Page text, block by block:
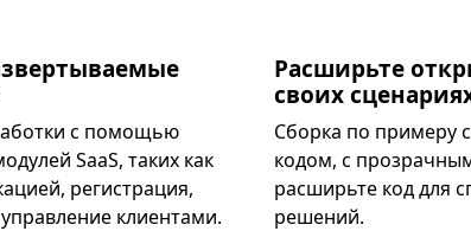
с помощью
SaaS, таких как
регистрация,
клиентами.
Расширьте
своих
Сборка по примеру
кодом, с
расширьте код для
решений.